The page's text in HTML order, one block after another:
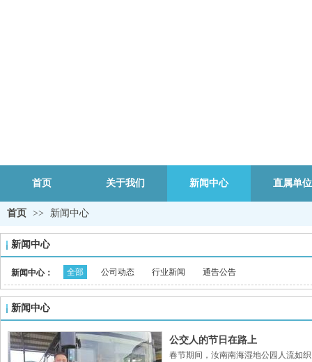
首页 关于我们 新闻中心 直属单位
首页 >> 新闻中心
新闻中心
新闻中心： 全部 公司动态 行业新闻 通告公告
新闻中心
公交人的节日在路上
春节期间，汝南南海湿地公园人流如